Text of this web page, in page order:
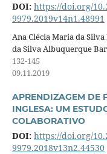
DOI: https://doi.org/
9979.2019v14n1.48991
Ana Clécia Maria da
da Silva Albuquerque
132-145
09.11.2019
APRENDIZAGEM DE
INGLESA: UM
COLABORATIVO
DOI: https://doi.org/
9979.2018v13n2.44530